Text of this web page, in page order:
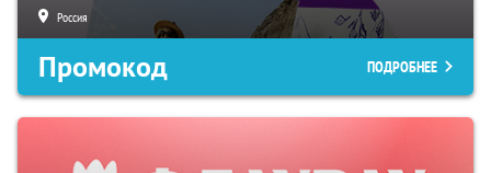
Россия
Промокод ПОДРОБНЕЕ